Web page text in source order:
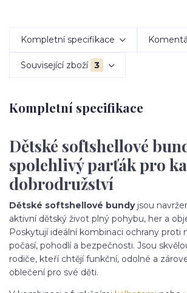
Kompletní specifikace
Související zboží 3
Kompletní specifikace
Dětské softshellové
spolehlivý parťák pro
dobrodružství
Dětské softshellové bundyjsou
aktivní dětský život plný pohybu, her a
Poskytují ideální kombinaci ochrany proti
počasí, pohodlí a bezpečnosti. Jsou
rodiče, kteří chtějí funkční, odolné a
oblečení pro své děti.